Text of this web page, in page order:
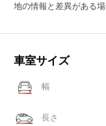
地の情報と差異がある
車室サイズ
幅
長さ